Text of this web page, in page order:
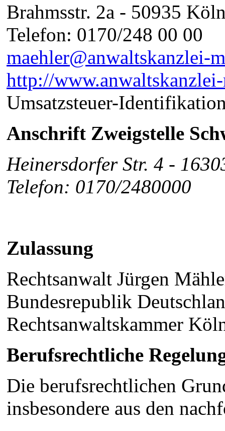
Brahmsstr. 2a - 50935
Telefon: 0170/248 00 00
maehler@anwaltskanzlei-
http://www.anwaltskanzlei-
Umsatzsteuer-
Anschrift Zweigstelle
Heinersdorfer Str. 4 -
Telefon: 0170/2480000
Zulassung
Rechtsanwalt Jürgen
Bundesrepublik
Rechtsanwaltskammer
Berufsrechtliche
Die berufsrechtlichen
insbesondere aus den